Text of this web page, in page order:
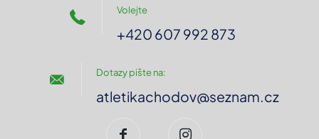
Volejte
+420 607 992 873
Dotazy pište na:
atletikachodov@seznam.cz